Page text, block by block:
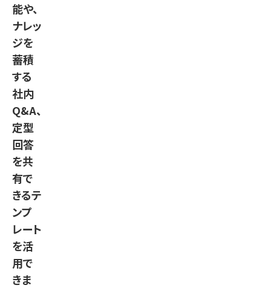
能や、
ナレッ
ジを
蓄積
する
社内
Q&A、
定型
回答
を共
有で
きるテ
ンプ
レート
を活
用で
きま